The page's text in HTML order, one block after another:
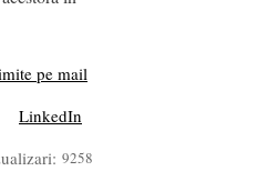
pe mail
LinkedIn
9258